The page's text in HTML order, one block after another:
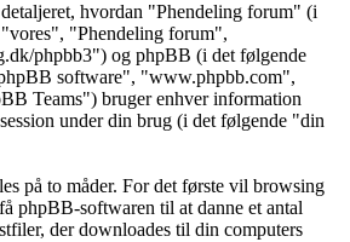
hvordan "Phendeling forum" (i
"Phendeling forum",
phpbb3") og phpBB (i det følgende
software", "www.phpbb.com",
Teams") bruger enhver information
under din brug (i det følgende "din
på to måder. For det første vil browsing
phpBB-softwaren til at danne et antal
der downloades til din computers